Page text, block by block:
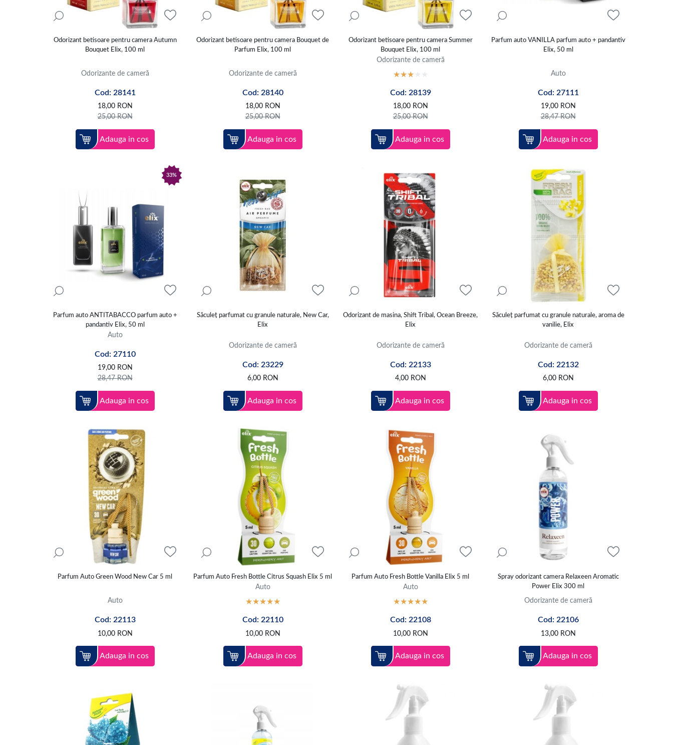
Odorizant betisoare pentru camera Autumn
Bouquet Elix, 100 ml
Odorizante de cameră
Cod: 28141
18,00 RON
25,00RON
Adauga in cos
Odorizant betisoare pentru camera Bouquet de
Parfum Elix, 100 ml
Odorizante de cameră
Cod: 28140
18,00 RON
25,00RON
Adauga in cos
Odorizant betisoare pentru camera Summer
Bouquet Elix, 100 ml
Odorizante de cameră
Cod: 28139
18,00 RON
25,00RON
Adauga in cos
Parfum auto VANILLA parfum auto + pandantiv
Elix, 50 ml
Auto
Cod: 27111
19,00 RON
28,47RON
Adauga in cos
33%
Parfum auto ANTITABACCO parfum auto +
pandantiv Elix, 50 ml
Auto
Cod: 27110
19,00 RON
28,47RON
Adauga in cos
Săculeț parfumat cu granule naturale, New Car,
Elix
Odorizante de cameră
Cod: 23229
6,00 RON
Adauga in cos
Odorizant de masina, Shift Tribal, Ocean Breeze,
Elix
Odorizante de cameră
Cod: 22133
4,00 RON
Adauga in cos
Săculeț parfumat cu granule naturale, aroma de
vanilie, Elix
Odorizante de cameră
Cod: 22132
6,00 RON
Adauga in cos
Parfum Auto Green Wood New Car 5 ml
Auto
Cod: 22113
10,00 RON
Adauga in cos
Parfum Auto Fresh Bottle Citrus Squash Elix 5 ml
Auto
Cod: 22110
10,00 RON
Adauga in cos
Parfum Auto Fresh Bottle Vanilla Elix 5 ml
Auto
Cod: 22108
10,00 RON
Adauga in cos
Spray odorizant camera Relaxeen Aromatic
Power Elix 300 ml
Odorizante de cameră
Cod: 22106
13,00 RON
Adauga in cos